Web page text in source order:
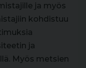
ja myös
kohdistuu
ja
Myös metsien